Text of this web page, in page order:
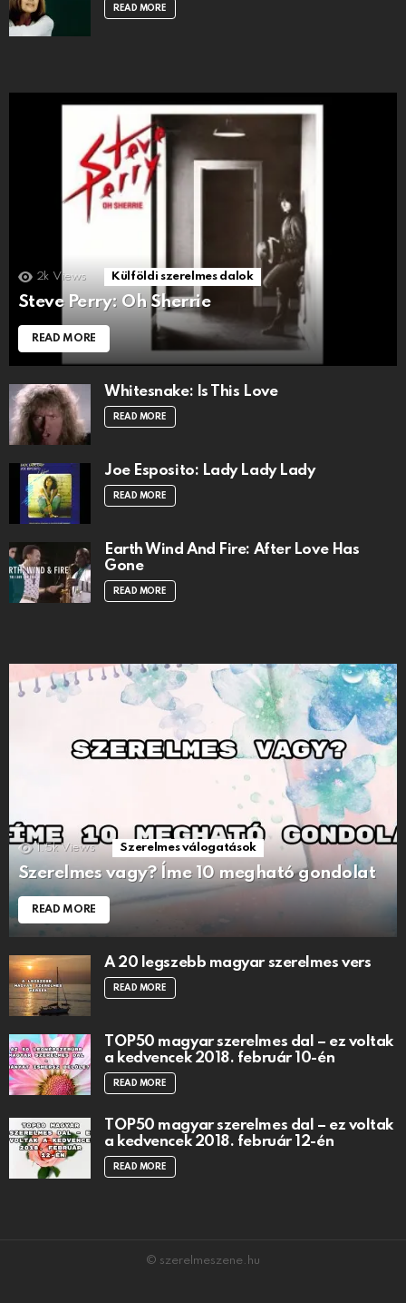
READ MORE
2k Views Külföldi szerelmes dalok
Steve Perry: Oh Sherrie
READ MORE
Whitesnake: Is This Love
READ MORE
Joe Esposito: Lady Lady Lady
READ MORE
Earth Wind And Fire: After Love Has
Gone
READ MORE
1.5k Views Szerelmes válogatások
Szerelmes vagy? Íme 10 megható gondolat
READ MORE
A 20 legszebb magyar szerelmes vers
READ MORE
TOP50 magyar szerelmes dal – ez voltak
a kedvencek 2018. február 10-én
READ MORE
TOP50 magyar szerelmes dal – ez voltak
a kedvencek 2018. február 12-én
READ MORE
© szerelmeszene.hu